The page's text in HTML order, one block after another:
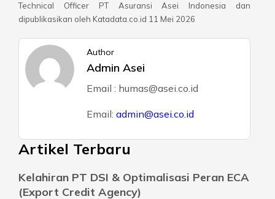
Technical Officer PT Asuransi Asei Indonesia dan
dipublikasikan oleh Katadata.co.id 11 Mei 2026
Author
Admin Asei
Email : humas@asei.co.id
Email: admin@asei.co.id
Artikel Terbaru
Kelahiran PT DSI & Optimalisasi Peran ECA
(Export Credit Agency)